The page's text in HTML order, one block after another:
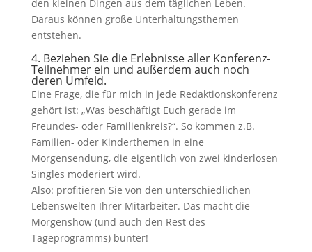
den kleinen Dingen aus dem täglichen Leben.
Daraus können große Unterhaltungsthemen
entstehen.
4. Beziehen Sie die Erlebnisse aller Konferenz-
Teilnehmer ein und außerdem auch noch
deren Umfeld.
Eine Frage, die für mich in jede Redaktionskonferenz
gehört ist: „Was beschäftigt Euch gerade im
Freundes- oder Familienkreis?“. So kommen z.B.
Familien- oder Kinderthemen in eine
Morgensendung, die eigentlich von zwei kinderlosen
Singles moderiert wird.
Also: profitieren Sie von den unterschiedlichen
Lebenswelten Ihrer Mitarbeiter. Das macht die
Morgenshow (und auch den Rest des
Tageprogramms) bunter!